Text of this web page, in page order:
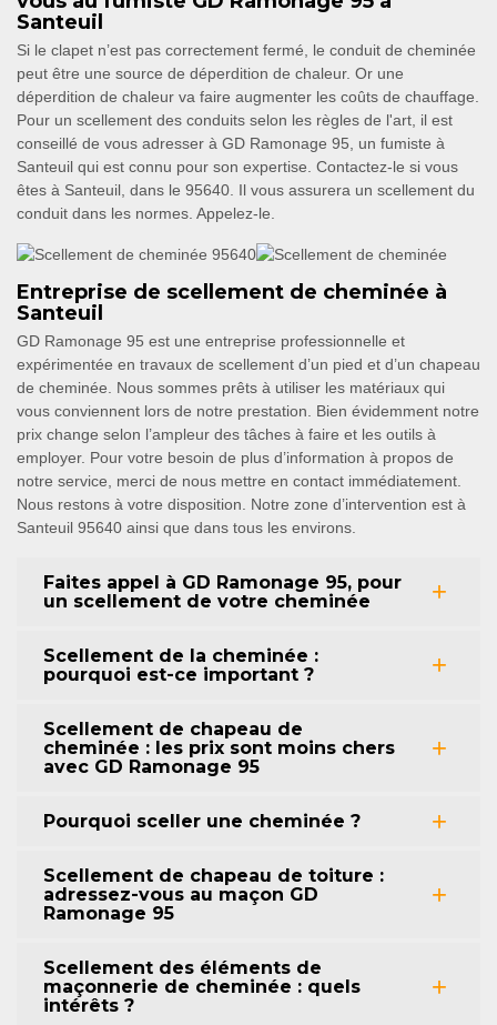
Santeuil
Si le clapet n’est pas correctement fermé, le conduit de cheminée
peut être une source de déperdition de chaleur. Or une
déperdition de chaleur va faire augmenter les coûts de chauffage.
Pour un scellement des conduits selon les règles de l'art, il est
conseillé de vous adresser à GD Ramonage 95, un fumiste à
Santeuil qui est connu pour son expertise. Contactez-le si vous
êtes à Santeuil, dans le 95640. Il vous assurera un scellement du
conduit dans les normes. Appelez-le.
Entreprise de scellement de cheminée à
Santeuil
GD Ramonage 95 est une entreprise professionnelle et
expérimentée en travaux de scellement d’un pied et d’un chapeau
de cheminée. Nous sommes prêts à utiliser les matériaux qui
vous conviennent lors de notre prestation. Bien évidemment notre
prix change selon l’ampleur des tâches à faire et les outils à
employer. Pour votre besoin de plus d’information à propos de
notre service, merci de nous mettre en contact immédiatement.
Nous restons à votre disposition. Notre zone d’intervention est à
Santeuil 95640 ainsi que dans tous les environs.
Faites appel à GD Ramonage 95, pour
un scellement de votre cheminée
Scellement de la cheminée :
pourquoi est-ce important ?
Scellement de chapeau de
cheminée : les prix sont moins chers
avec GD Ramonage 95
Pourquoi sceller une cheminée ?
Scellement de chapeau de toiture :
adressez-vous au maçon GD
Ramonage 95
Scellement des éléments de
maçonnerie de cheminée : quels
intérêts ?